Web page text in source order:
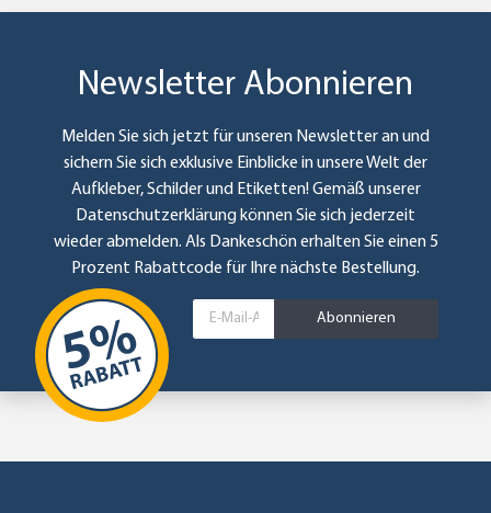
Newsletter Abonnieren
Melden Sie sich jetzt für unseren Newsletter an und
sichern Sie sich exklusive Einblicke in unsere Welt der
Aufkleber, Schilder und Etiketten! Gemäß unserer
Datenschutzerklärung können Sie sich jederzeit
wieder abmelden. Als Dankeschön erhalten Sie einen 5
Prozent Rabattcode für Ihre nächste Bestellung.
Abonnieren